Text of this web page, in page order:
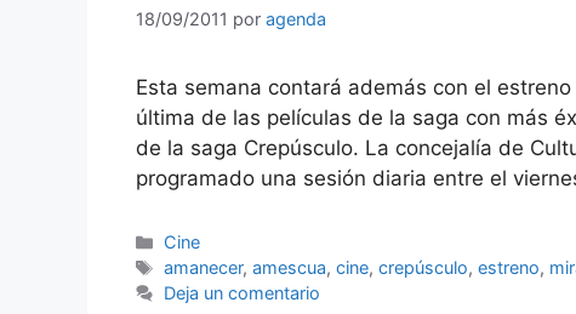
18/09/2011 por agenda
Esta semana contará además con el
última de las películas de la saga con más
de la saga Crepúsculo. La concejalía de
programado una sesión diaria entre el
Categorías
Cine
Etiquetas
amanecer,amescua,cine,crepúsculo,estreno,
Deja un comentario